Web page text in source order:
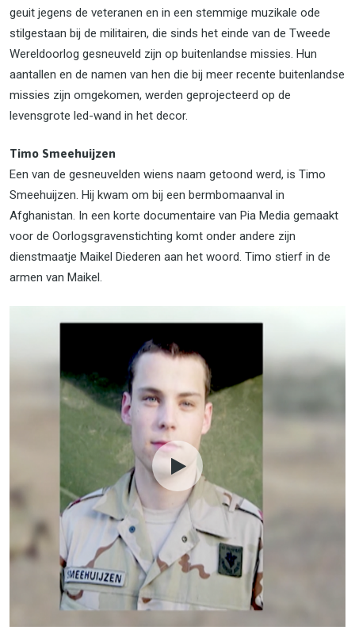
geuit jegens de veteranen en in een stemmige muzikale ode
stilgestaan bij de militairen, die sinds het einde van de Tweede
Wereldoorlog gesneuveld zijn op buitenlandse missies. Hun
aantallen en de namen van hen die bij meer recente buitenlandse
missies zijn omgekomen, werden geprojecteerd op de
levensgrote led-wand in het decor.
Timo Smeehuijzen
Een van de gesneuvelden wiens naam getoond werd, is Timo
Smeehuijzen. Hij kwam om bij een bermbomaanval in
Afghanistan. In een korte documentaire van Pia Media gemaakt
voor de Oorlogsgravenstichting komt onder andere zijn
dienstmaatje Maikel Diederen aan het woord. Timo stierf in de
armen van Maikel.